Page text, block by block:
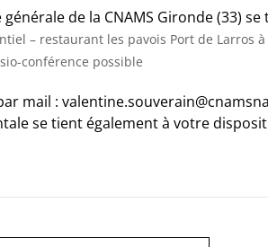
générale de la CNAMS Gironde (33)
– restaurant les pavois Port de Larros
conférence possible
mail :
se tient également à votre